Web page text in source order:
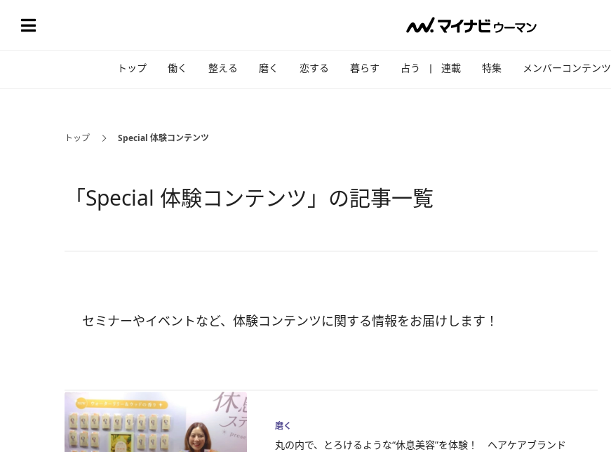
トップ 働く 整える 磨く 恋する 暮らす 占う 連載 特集 メンバーコンテンツ
トップ Special 体験コンテンツ
「Special 体験コンテンツ」の記事一覧
セミナーやイベントなど、体験コンテンツに関する情報をお届けします！
磨く
丸の内で、とろけるような“休息美容”を体験！ ヘアケアブランド